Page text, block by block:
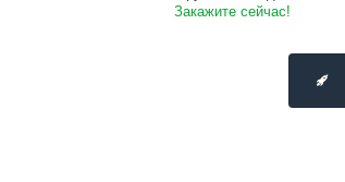
Закажите сейчас!